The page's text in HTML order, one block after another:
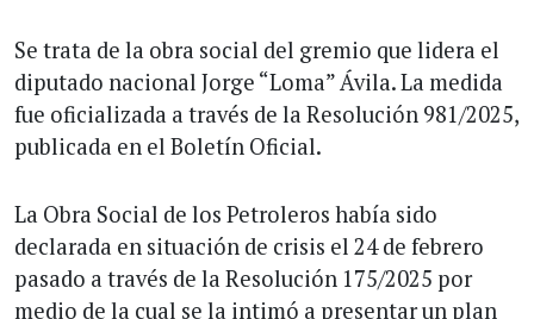
Se trata de la obra social del gremio que lidera el
diputado nacional Jorge “Loma” Ávila. La medida
fue oficializada a través de la Resolución 981/2025,
publicada en el Boletín Oficial.
La Obra Social de los Petroleros había sido
declarada en situación de crisis el 24 de febrero
pasado a través de la Resolución 175/2025 por
medio de la cual se la intimó a presentar un plan